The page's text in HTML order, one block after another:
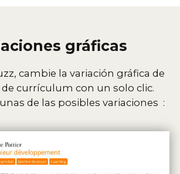
gráficas
cambie la variación gráfica de
currículum con un solo clic.
de las posibles variaciones :